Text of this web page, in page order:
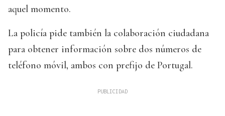
aquel momento.
La policía pide también la colaboración ciudadana
para obtener información sobre dos números de
teléfono móvil, ambos con prefijo de Portugal.